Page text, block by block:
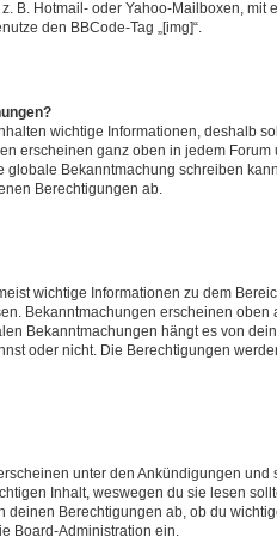
B. Hotmail- oder Yahoo-Mailboxen, mit
den BBCode-Tag „[img]“.
wichtige Informationen, deshalb
erscheinen ganz oben in jedem
globale Bekanntmachung schreiben
Berechtigungen ab.
wichtige Informationen zu dem
Bekanntmachungen erscheinen oben
Bekanntmachungen hängt es von
oder nicht. Die Berechtigungen
unter den Ankündigungen und
Inhalt, weswegen du sie lesen
deinen Berechtigungen ab, ob du
Board-Administration ein.